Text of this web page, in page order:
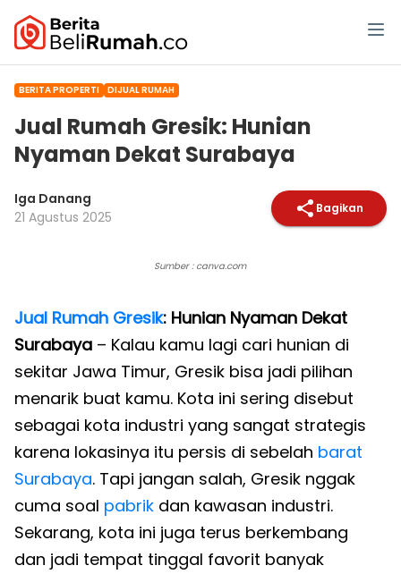
BERITA PROPERTI DIJUAL RUMAH
Jual Rumah Gresik: Hunian
Nyaman Dekat Surabaya
Iga Danang
21 Agustus 2025
Bagikan
Sumber : canva.com
Jual Rumah Gresik: Hunian Nyaman Dekat
Surabaya – Kalau kamu lagi cari hunian di
sekitar Jawa Timur, Gresik bisa jadi pilihan
menarik buat kamu. Kota ini sering disebut
sebagai kota industri yang sangat strategis
karena lokasinya itu persis di sebelah barat
Surabaya. Tapi jangan salah, Gresik nggak
cuma soal pabrik dan kawasan industri.
Sekarang, kota ini juga terus berkembang
dan jadi tempat tinggal favorit banyak